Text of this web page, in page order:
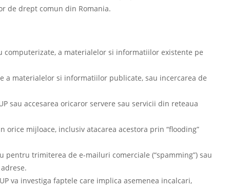
de drept comun din Romania.
computerizate, a materialelor si informatiilor existente pe
a materialelor si informatiilor publicate, sau incercarea de
sau accesarea oricaror servere sau servicii din reteaua
orice mijloace, inclusiv atacarea acestora prin “flooding”
trimiterea de e-mailuri comerciale (“spamming”) sau
va investiga faptele care implica asemenea incalcari,